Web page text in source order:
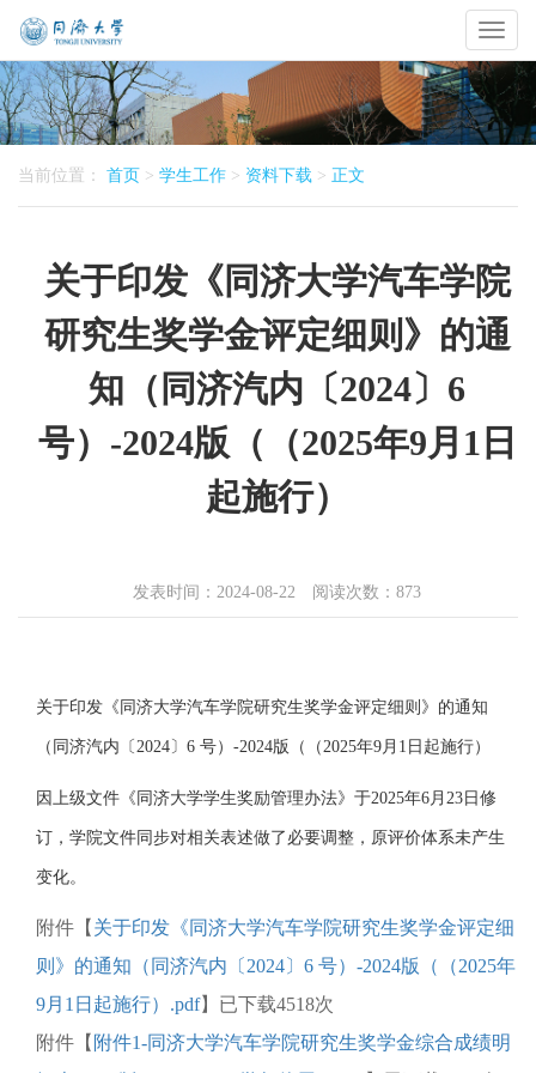
Toggle
当前位置： 首页 > 学生工作 > 资料下载 > 正文
关于印发《同济大学汽车学院
研究生奖学金评定细则》的通
知（同济汽内〔2024〕6
号）-2024版（（2025年9月1日
起施行）
发表时间：2024-08-22 阅读次数： 873
关于印发《同济大学汽车学院研究生奖学金评定细则》的通知
（同济汽内〔2024〕6 号）-2024版（（2025年9月1日起施行）
因上级文件《同济大学学生奖励管理办法》于2025年6月23日修
订，学院文件同步对相关表述做了必要调整，原评价体系未产生
变化。
附件【 关于印发《同济大学汽车学院研究生奖学金评定细
则》的通知（同济汽内〔2024〕6 号）-2024版（（2025年
9月1日起施行）.pdf】已下载4518次
附件【 附件1-同济大学汽车学院研究生奖学金综合成绩明